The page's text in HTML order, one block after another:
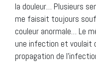
la douleur… Plusieurs
me faisait toujours
couleur anormale… Le
une infection et voulait
propagation de